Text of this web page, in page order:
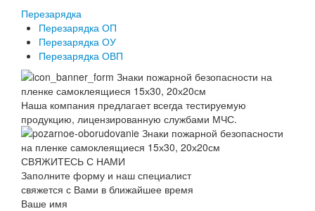
Перезарядка
Перезарядка ОП
Перезарядка ОУ
Перезарядка ОВП
Наша компания предлагает всегда тестируемую
продукцию, лицензированную службами МЧС.
СВЯЖИТЕСЬ С НАМИ
Заполните форму и наш специалист
свяжется с Вами в ближайшее время
Ваше имя